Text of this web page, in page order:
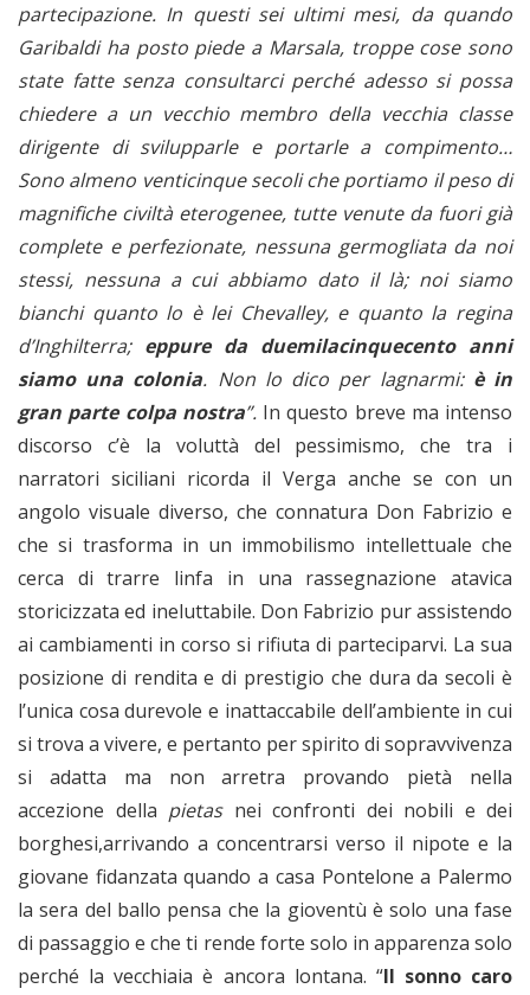
partecipazione. In questi sei ultimi mesi, da quando
Garibaldi ha posto piede a Marsala, troppe cose sono
state fatte senza consultarci perché adesso si possa
chiedere a un vecchio membro della vecchia classe
dirigente di svilupparle e portarle a compimento…
Sono almeno venticinque secoli che portiamo il peso di
magnifiche civiltà eterogenee, tutte venute da fuori già
complete e perfezionate, nessuna germogliata da noi
stessi, nessuna a cui abbiamo dato il là; noi siamo
bianchi quanto lo è lei Chevalley, e quanto la regina
d’Inghilterra; eppure da duemilacinquecento anni
siamo una colonia. Non lo dico per lagnarmi: è in
gran parte colpa nostra”. In questo breve ma intenso
discorso c’è la voluttà del pessimismo, che tra i
narratori siciliani ricorda il Verga anche se con un
angolo visuale diverso, che connatura Don Fabrizio e
che si trasforma in un immobilismo intellettuale che
cerca di trarre linfa in una rassegnazione atavica
storicizzata ed ineluttabile. Don Fabrizio pur assistendo
ai cambiamenti in corso si rifiuta di parteciparvi. La sua
posizione di rendita e di prestigio che dura da secoli è
l’unica cosa durevole e inattaccabile dell’ambiente in cui
si trova a vivere, e pertanto per spirito di sopravvivenza
si adatta ma non arretra provando pietà nella
accezione della pietasnei confronti dei nobili e dei
borghesi,arrivando a concentrarsi verso il nipote e la
giovane fidanzata quando a casa Pontelone a Palermo
la sera del ballo pensa che la gioventù è solo una fase
di passaggio e che ti rende forte solo in apparenza solo
perché la vecchiaia è ancora lontana. “Il sonno caro